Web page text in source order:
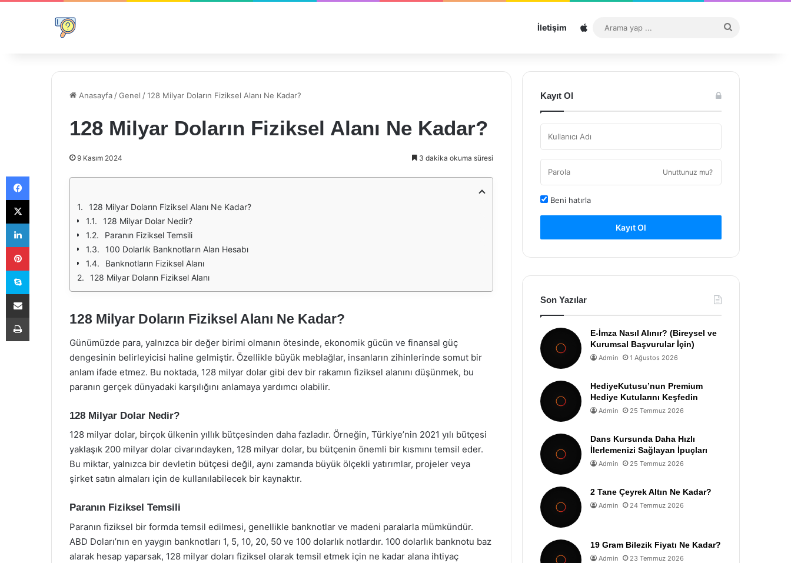
İletişim Sitemap
...
Anasayfa /Genel /128 Milyar Doların Fiziksel Alanı Ne Kadar?
128 Milyar Doların Fiziksel Alanı Ne Kadar?
9 Kasım 2024 3 dakika okuma süresi
128 Milyar Doların Fiziksel Alanı Ne Kadar?
128 Milyar Dolar Nedir?
Paranın Fiziksel Temsili
100 Dolarlık Banknotların Alan Hesabı
Banknotların Fiziksel Alanı
128 Milyar Doların Fiziksel Alanı
128 Milyar Doların Fiziksel Alanı Ne Kadar?
Günümüzde para, yalnızca bir değer birimi olmanın ötesinde, ekonomik gücün ve finansal güç
dengesinin belirleyicisi haline gelmiştir. Özellikle büyük meblağlar, insanların zihinlerinde somut bir
anlam ifade etmez. Bu noktada, 128 milyar dolar gibi dev bir rakamın fiziksel alanını düşünmek, bu
paranın gerçek dünyadaki karşılığını anlamaya yardımcı olabilir.
128 Milyar Dolar Nedir?
128 milyar dolar, birçok ülkenin yıllık bütçesinden daha fazladır. Örneğin, Türkiye’nin 2021 yılı bütçesi
yaklaşık 200 milyar dolar civarındayken, 128 milyar dolar, bu bütçenin önemli bir kısmını temsil eder.
Bu miktar, yalnızca bir devletin bütçesi değil, aynı zamanda büyük ölçekli yatırımlar, projeler veya
şirket satın almaları için de kullanılabilecek bir kaynaktır.
Paranın Fiziksel Temsili
Paranın fiziksel bir formda temsil edilmesi, genellikle banknotlar ve madeni paralarla mümkündür.
ABD Doları’nın en yaygın banknotları 1, 5, 10, 20, 50 ve 100 dolarlık notlardır. 100 dolarlık banknotu baz
alarak hesap yaparsak, 128 milyar doları fiziksel olarak temsil etmek için ne kadar alana ihtiyaç
Kayıt Ol
Unuttunuz mu?
Beni hatırla
Kayıt Ol
Son Yazılar
E-İmza Nasıl Alınır? (Bireysel ve
Kurumsal Başvurular İçin)
Admin 1 Ağustos 2026
HediyeKutusu’nun Premium
Hediye Kutularını Keşfedin
Admin 25 Temmuz 2026
Dans Kursunda Daha Hızlı
İlerlemenizi Sağlayan İpuçları
Admin 25 Temmuz 2026
2 Tane Çeyrek Altın Ne Kadar?
Admin 24 Temmuz 2026
19 Gram Bilezik Fiyatı Ne Kadar?
Admin 23 Temmuz 2026
Facebook
X
LinkedIn
Pinterest
Skype
E-Posta ile paylaş